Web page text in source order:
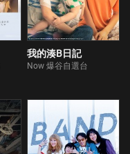
我的湊B日記
Now 爆谷自選台